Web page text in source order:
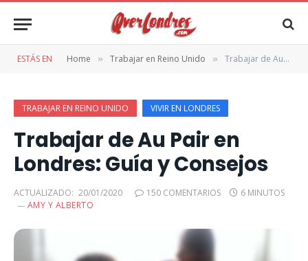
ESTÁS EN Home » Trabajar en Reino Unido » Trabajar de Au Pair en Londres: Guía y Consejos
TRABAJAR EN REINO UNIDO VIVIR EN LONDRES
Trabajar de Au Pair en
Londres: Guía y Consejos
ACTUALIZADO: 20/01/2020 150 COMENTARIOS
6 MINUTOS
AMY Y ALBERTO